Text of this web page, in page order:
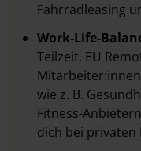
Fahrradleasing
Work-Life-
Teilzeit, EU
wie z. B.
Fitness-
dich bei